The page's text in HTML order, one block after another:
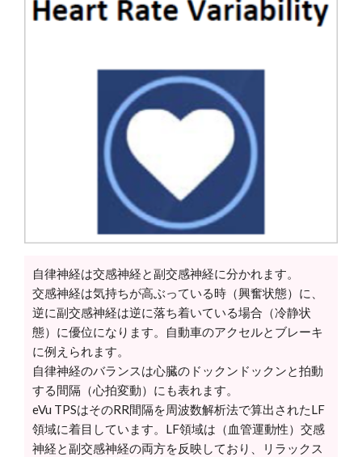
自律神経は交感神経と副交感神経に分かれます。
交感神経は気持ちが高ぶっている時（興奮状態）に、
逆に副交感神経は逆に落ち着いている場合（冷静状
態）に優位になります。自動車のアクセルとブレーキ
に例えられます。
自律神経のバランスは心臓のドックンドックンと拍動
する間隔（心拍変動）にも表れます。
eVu TPSはそのRR間隔を周波数解析法で算出されたLF
領域に着目しています。LF領域は（血管運動性）交感
神経と副交感神経の両方を反映しており、リラックス